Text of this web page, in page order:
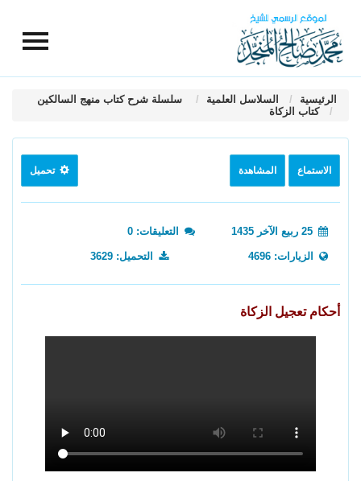
الرئيسية السلاسل العلمية
سلسلة شرح كتاب منهج السالكين
كتاب الزكاة
الاستماع المشاهدة تحميل
التعليقات: 0
الزيارات: 4696 التحميل: 3629
أحكام تعجيل الزكاة